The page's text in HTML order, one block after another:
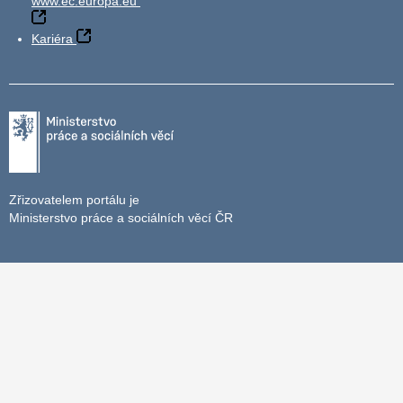
Kariéra
Zřizovatelem portálu je
Ministerstvo práce a sociálních věcí ČR